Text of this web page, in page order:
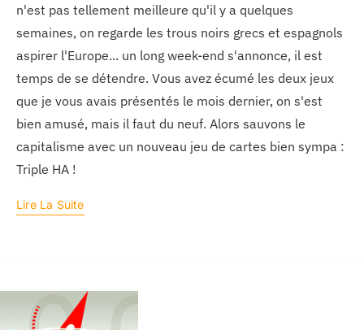
n'est pas tellement meilleure qu'il y a quelques
semaines, on regarde les trous noirs grecs et espagnols
aspirer l'Europe... un long week-end s'annonce, il est
temps de se détendre. Vous avez écumé les deux jeux
que je vous avais présentés le mois dernier, on s'est
bien amusé, mais il faut du neuf. Alors sauvons le
capitalisme avec un nouveau jeu de cartes bien sympa :
Triple HA !
Lire La Suite